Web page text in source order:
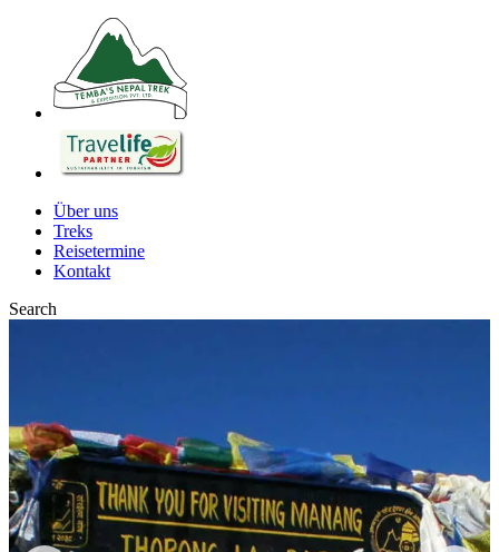
Über uns
Treks
Reisetermine
Kontakt
Search